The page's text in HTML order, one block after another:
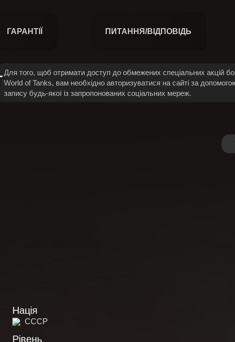
ГАРАНТІЇ ПИТАННЯ/ВІДПОВІДЬ
Для того, щоб отримати доступ до обмежених спеціальних акцій
World of Tanks, вам необхідно авторизуватися на сайті за
запису будь-якої із запропонованих соціальних мереж.
Нація
СССР
Рівень